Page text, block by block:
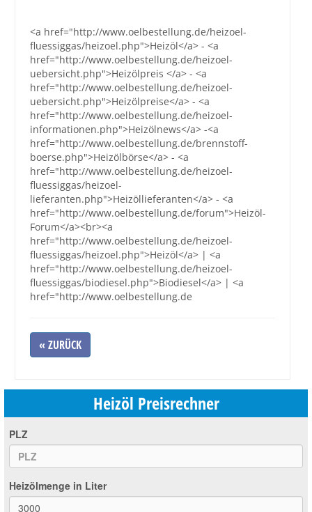
Händler
Hilfe und Kontakt
Shop
<a href="http://www.oelbestellung.de/heizoel-
fluessiggas/heizoel.php">Heizöl</a> - <a
href="http://www.oelbestellung.de/heizoel-
uebersicht.php">Heizölpreis </a> - <a
href="http://www.oelbestellung.de/heizoel-
uebersicht.php">Heizölpreise</a> - <a
href="http://www.oelbestellung.de/heizoel-
informationen.php">Heizölnews</a> -<a
href="http://www.oelbestellung.de/brennstoff-
boerse.php">Heizölbörse</a> - <a
href="http://www.oelbestellung.de/heizoel-
fluessiggas/heizoel-
lieferanten.php">Heizöllieferanten</a> - <a
href="http://www.oelbestellung.de/forum">Heizöl-
Forum</a><br><a
href="http://www.oelbestellung.de/heizoel-
fluessiggas/heizoel.php">Heizöl</a> | <a
href="http://www.oelbestellung.de/heizoel-
fluessiggas/biodiesel.php">Biodiesel</a> | <a
href="http://www.oelbestellung.de
« ZURÜCK
Heizöl Preisrechner
PLZ
Heizölmenge in Liter